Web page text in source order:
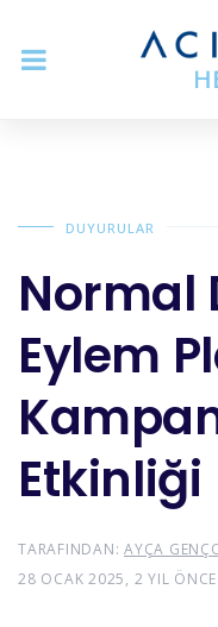
DUYURULAR
Normal
Eylem
Etkinliği
TARAFINDAN: AYÇA
28 OCAK 2025, 2 YIL ÖNCE